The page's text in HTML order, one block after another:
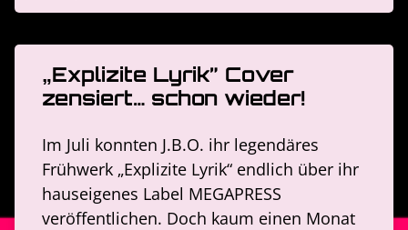
„Explizite Lyrik” Cover
zensiert… schon wieder!
Im Juli konnten J.B.O. ihr legendäres
Frühwerk „Explizite Lyrik“ endlich über ihr
hauseigenes Label MEGAPRESS
veröffentlichen. Doch kaum einen Monat